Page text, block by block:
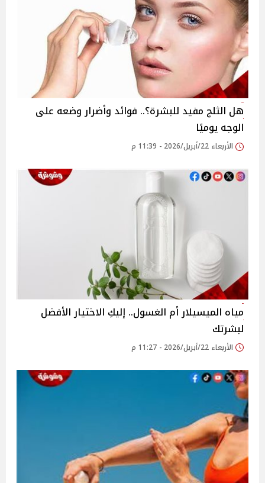
هل الثلج مفيد للبشرة؟.. فوائد وأضرار وضعه على
الوجه يوميًا
الأربعاء 22/أبريل/2026 - 11:39 م
مياه الميسيلار أم الغسول.. إليكِ الاختيار الأفضل
لبشرتك
الأربعاء 22/أبريل/2026 - 11:27 م